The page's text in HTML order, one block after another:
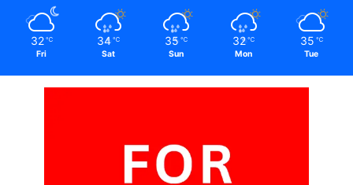
32 ℃
Fri
34 ℃
Sat
35 ℃
Sun
32 ℃
Mon
35 ℃
Tue